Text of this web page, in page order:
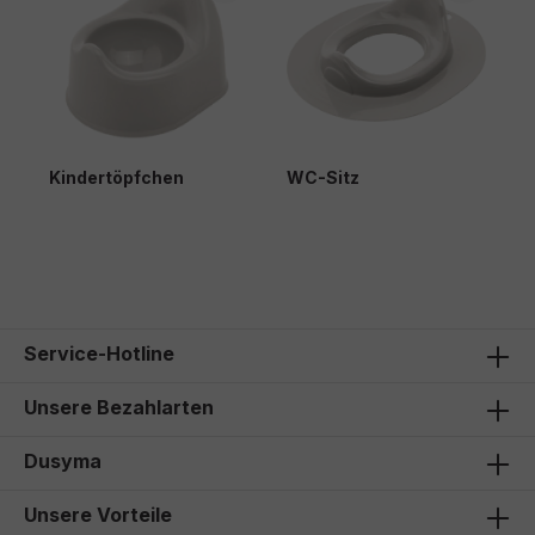
Kindertöpfchen WC-Sitz
Service-Hotline
Unsere Bezahlarten
Dusyma
Unsere Vorteile